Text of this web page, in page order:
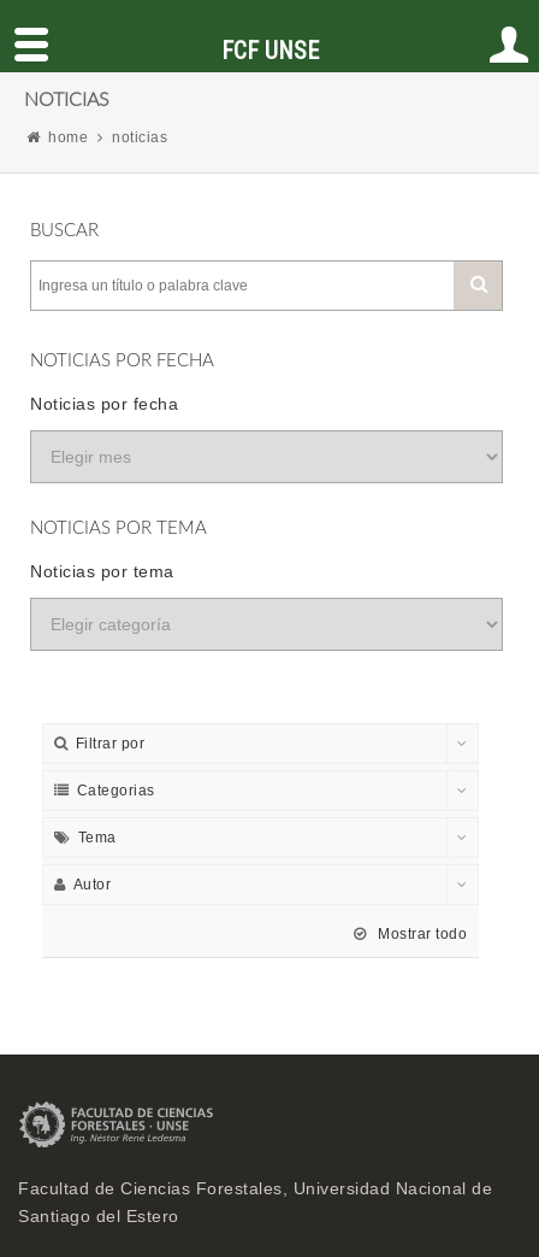
NOTICIAS
home noticias
BUSCAR
NOTICIAS POR FECHA
Noticias por fecha
NOTICIAS POR TEMA
Noticias por tema
Filtrar por
Categorias
Tema
Autor
Mostrar todo
Facultad de Ciencias Forestales, Universidad Nacional de
Santiago del Estero
FCF UNSE